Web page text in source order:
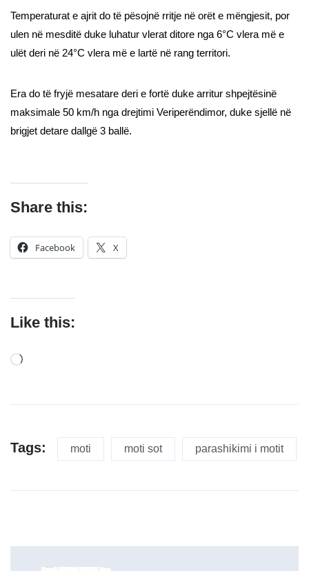
Temperaturat e ajrit do të pësojnë rritje në orët e mëngjesit, por
ulen në mesditë duke luhatur vlerat ditore nga 6°C vlera më e
ulët deri në 24°C vlera më e lartë në rang territori.
Era do të fryjë mesatare deri e fortë duke arritur shpejtësinë
maksimale 50 km/h nga drejtimi Veriperëndimor, duke sjellë në
brigjet detare dallgë 3 ballë.
Share this:
Facebook X
Like this:
Tags: moti moti sot parashikimi i motit